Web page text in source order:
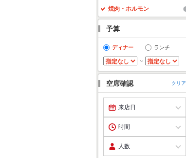
焼肉・ホルモン
予算
ディナー ランチ
～
空席確認 クリア